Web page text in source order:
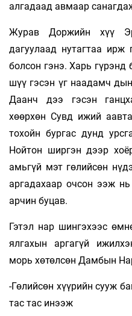
алгадаад авмаар
Журав Доржийн хүү
дагуулаад нутагтаа
болсон гэнэ. Харь гүрэнд
шүү гэсэн үг наадамч­
Даанч дээ гэсэн
хөөрхөн Сувд ижий
тохойн бургас дунд
Нойтон ширгэн дээр
амьгүй мэт гөлийсөн
аргадахаар очсон ээж
арчин буцав.
Гэтэл нар шингэхээс
ялгахын аргагүй
морь хөтөлсөн Дамбын
-Гөлийсөн хүүрийн сууж
тас тас инээж